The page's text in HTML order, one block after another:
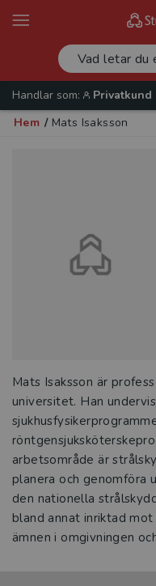
Handlar som:
Privatkund
Hem / Mats Isaksson
Mats Isaksson är
universitet. Han
arbetsområde är
planera och genomföra
den nationella
bland annat inriktad
ämnen i omgivningen